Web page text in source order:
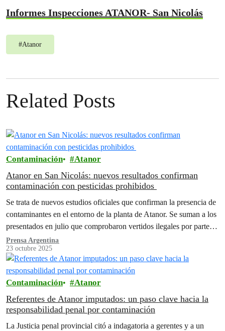
Informes Inspecciones ATANOR- San Nicolás
#Atanor
Related Posts
Contaminación Atanor
Atanor en San Nicolás: nuevos resultados confirman
contaminación con pesticidas prohibidos
Se trata de nuevos estudios oficiales que confirman la presencia de
contaminantes en el entorno de la planta de Atanor. Se suman a los
presentados en julio que comprobaron vertidos ilegales por parte de
la empresa y llevaron al cierre de sus operaciones en la ciudad.
Prensa Argentina
23 octubre 2025
Contaminación Atanor
Referentes de Atanor imputados: un paso clave hacia la
responsabilidad penal por contaminación
La Justicia penal provincial citó a indagatoria a gerentes y a un